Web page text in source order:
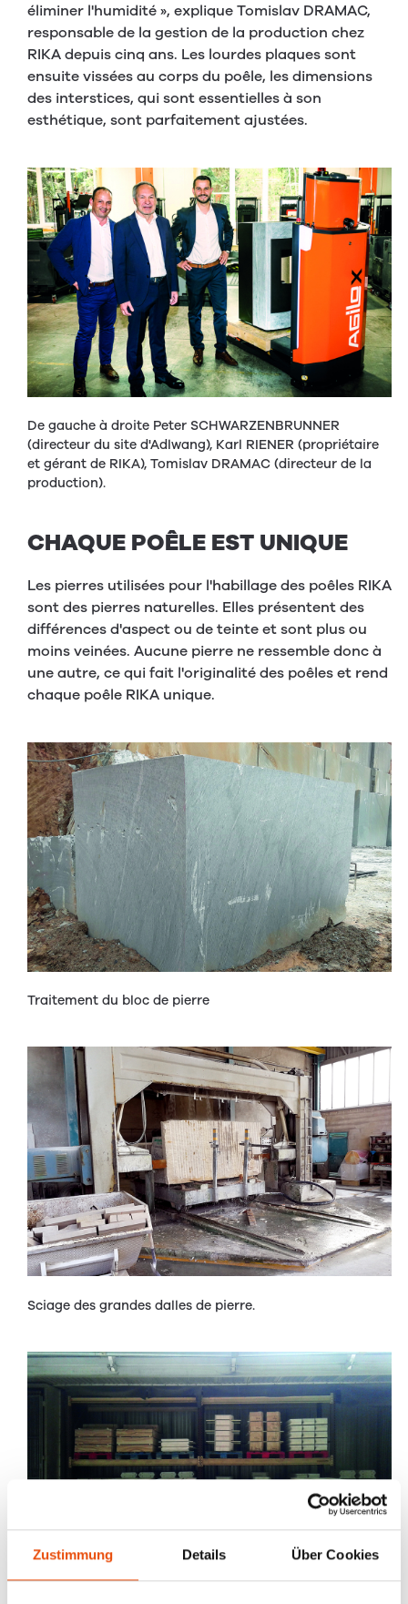
Zustimmung Details Über Cookies
éliminer l'humidité », explique Tomislav DRAMAC,
responsable de la gestion de la production chez
RIKA depuis cinq ans. Les lourdes plaques sont
ensuite vissées au corps du poêle, les dimensions
des interstices, qui sont essentielles à son
esthétique, sont parfaitement ajustées.
De gauche à droite Peter SCHWARZENBRUNNER
(directeur du site d'Adlwang), Karl RIENER (propriétaire
et gérant de RIKA), Tomislav DRAMAC (directeur de la
production).
CHAQUE POÊLE EST UNIQUE
Les pierres utilisées pour l'habillage des poêles RIKA
sont des pierres naturelles. Elles présentent des
différences d'aspect ou de teinte et sont plus ou
moins veinées. Aucune pierre ne ressemble donc à
une autre, ce qui fait l'originalité des poêles et rend
chaque poêle RIKA unique.
Traitement du bloc de pierre
Sciage des grandes dalles de pierre.